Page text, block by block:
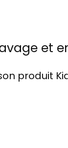
et
produit